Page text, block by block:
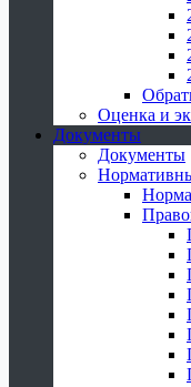
Оценка и
Документы
Документы